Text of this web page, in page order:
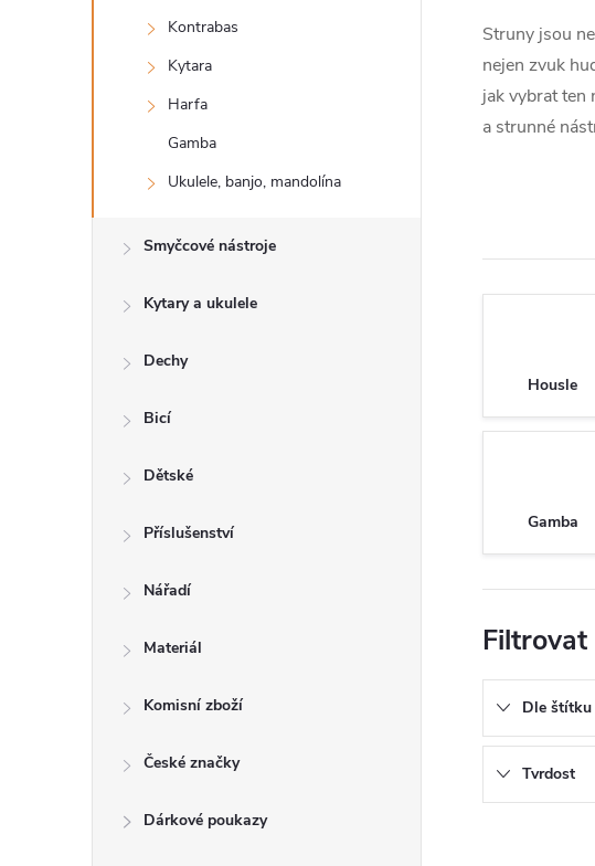
í
Kontrabas
Kytara
Harfa
Gamba
Ukulele, banjo, mandolína
Smyčcové nástroje
Kytary a ukulele
Dechy
Bicí
Dětské
Příslušenství
Nářadí
Materiál
Komisní zboží
České značky
Dárkové poukazy
Struny jsou
nejen zvuk
jak vybrat ten
a strunné
Housle
Gamba
Filtrovat
Dle štítku
Tvrdost